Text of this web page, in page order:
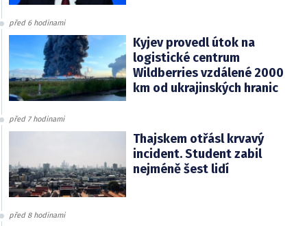
před 6 hodinami
Kyjev provedl útok na
logistické centrum
Wildberries vzdálené 2000
km od ukrajinských hranic
před 7 hodinami
Thajskem otřásl krvavý
incident. Student zabil
nejméně šest lidí
před 8 hodinami